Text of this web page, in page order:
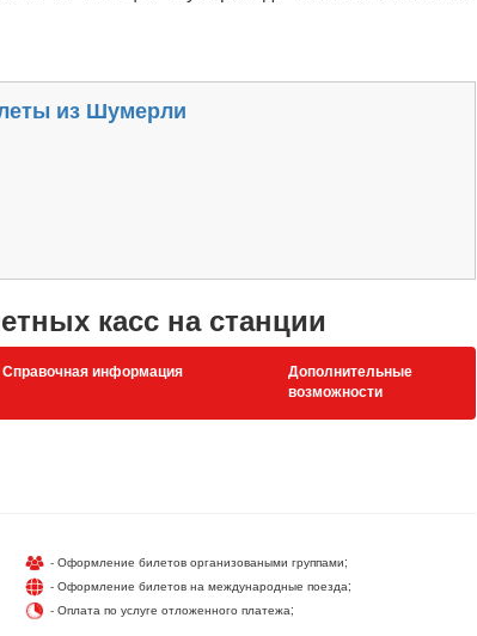
из Шумерли
касс на станции
Справочная информация
Дополнительные
возможности
- Оформление билетов организоваными группами;
- Оформление билетов на международные поезда;
- Оплата по услуге отложенного платежа;